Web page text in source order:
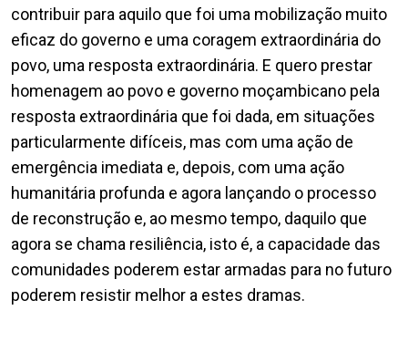
contribuir para aquilo que foi uma mobilização muito
eficaz do governo e uma coragem extraordinária do
povo, uma resposta extraordinária. E quero prestar
homenagem ao povo e governo moçambicano pela
resposta extraordinária que foi dada, em situações
particularmente difíceis, mas com uma ação de
emergência imediata e, depois, com uma ação
humanitária profunda e agora lançando o processo
de reconstrução e, ao mesmo tempo, daquilo que
agora se chama resiliência, isto é, a capacidade das
comunidades poderem estar armadas para no futuro
poderem resistir melhor a estes dramas.